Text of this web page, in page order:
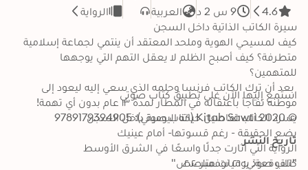
4.6 9 س 2 د العربية
الرواية
كيف لمسيحي الهوية وملحد المعتقد أن ينتمي لجماعة إسلامية
للمتهمين؟
يسرد الكاتب تفاصيل حياته اليومية داخل السجن
استمع إليها الآن على تطبيق كتاب صوتي
© 2020 Kitab Sawti (كتاب صوتي): 9789179394905
تاريخ النشر
كتاب صوتي: ٢٦ نوفمبر ٢٠٢٠